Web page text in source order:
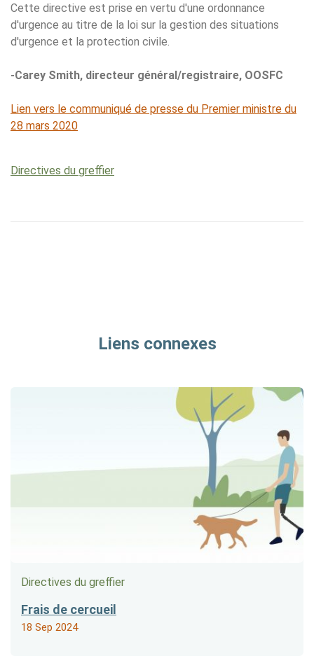
Cette directive est prise en vertu d'une ordonnance
d'urgence au titre de la loi sur la gestion des situations
d'urgence et la protection civile.
-Carey Smith, directeur général/registraire, OOSFC
Lien vers le communiqué de presse du Premier ministre du
28 mars 2020
Directives du greffier
Liens connexes
Directives du greffier
Frais de cercueil
18 Sep 2024